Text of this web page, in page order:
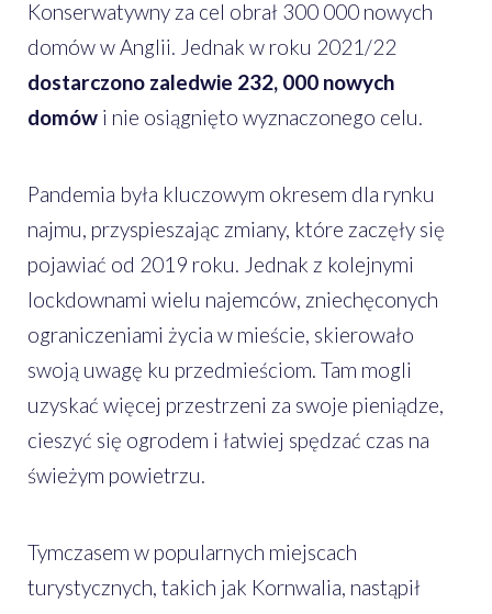
Konserwatywny za cel obrał 300 000 nowych
domów w Anglii. Jednak w roku 2021/22
dostarczono zaledwie 232, 000 nowych
domów i nie osiągnięto wyznaczonego celu.
Pandemia była kluczowym okresem dla rynku
najmu, przyspieszając zmiany, które zaczęły się
pojawiać od 2019 roku. Jednak z kolejnymi
lockdownami wielu najemców, zniechęconych
ograniczeniami życia w mieście, skierowało
swoją uwagę ku przedmieściom. Tam mogli
uzyskać więcej przestrzeni za swoje pieniądze,
cieszyć się ogrodem i łatwiej spędzać czas na
świeżym powietrzu.
Tymczasem w popularnych miejscach
turystycznych, takich jak Kornwalia, nastąpił